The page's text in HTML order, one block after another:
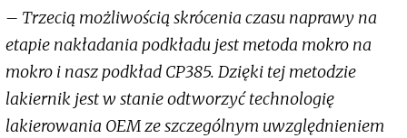
– Trzecią możliwością skrócenia czasu naprawy na
etapie nakładania podkładu jest metoda mokro na
mokro i nasz podkład CP385. Dzięki tej metodzie
lakiernik jest w stanie odtworzyć technologię
lakierowania OEM ze szczególnym uwzględnieniem